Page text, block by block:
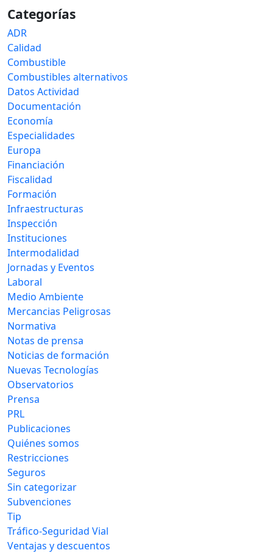
Categorías
ADR
Calidad
Combustible
Combustibles alternativos
Datos Actividad
Documentación
Economía
Especialidades
Europa
Financiación
Fiscalidad
Formación
Infraestructuras
Inspección
Instituciones
Intermodalidad
Jornadas y Eventos
Laboral
Medio Ambiente
Mercancias Peligrosas
Normativa
Notas de prensa
Noticias de formación
Nuevas Tecnologías
Observatorios
Prensa
PRL
Publicaciones
Quiénes somos
Restricciones
Seguros
Sin categorizar
Subvenciones
Tip
Tráfico-Seguridad Vial
Ventajas y descuentos